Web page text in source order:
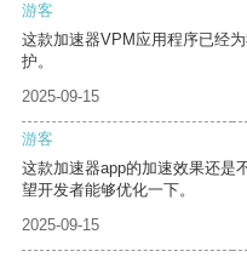
游客
这款加速器VPM应用程序已经
护。
2025-09-15
游客
这款加速器app的加速效果还是
望开发者能够优化一下。
2025-09-15